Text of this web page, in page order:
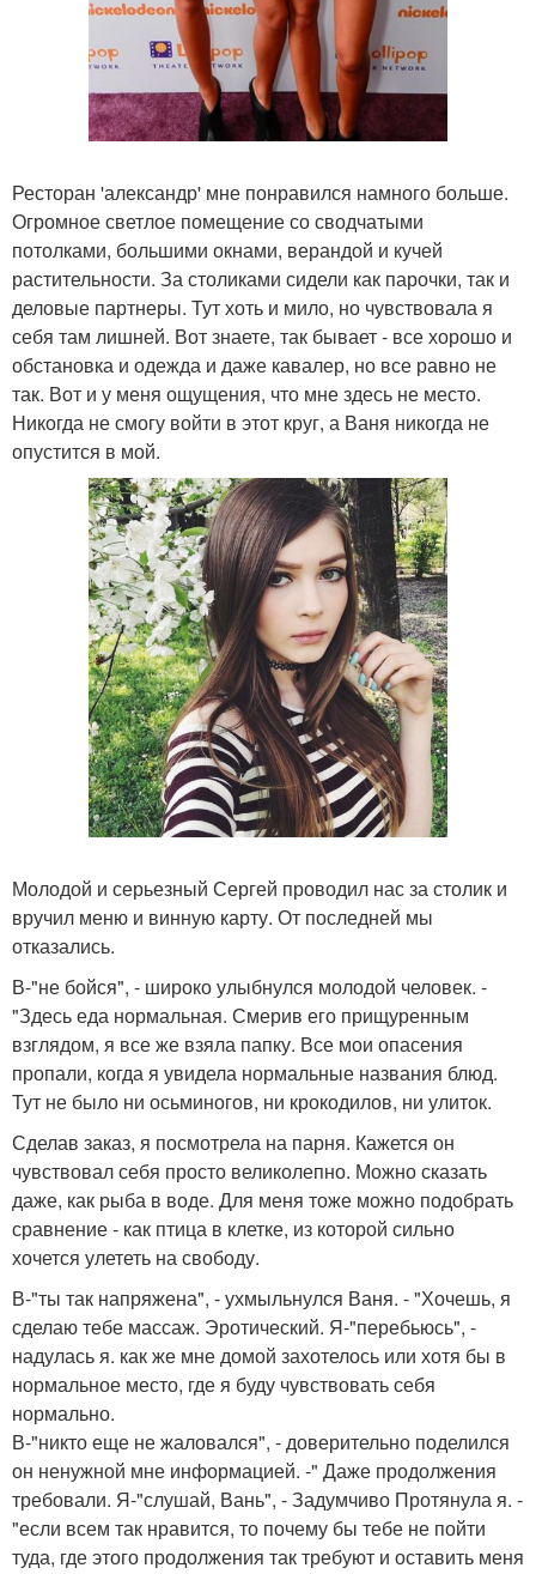
Ресторан 'александр' мне понравился намного больше.
Огромное светлое помещение со сводчатыми
потолками, большими окнами, верандой и кучей
растительности. За столиками сидели как парочки, так и
деловые партнеры. Тут хоть и мило, но чувствовала я
себя там лишней. Вот знаете, так бывает - все хорошо и
обстановка и одежда и даже кавалер, но все равно не
так. Вот и у меня ощущения, что мне здесь не место.
Никогда не смогу войти в этот круг, а Ваня никогда не
опустится в мой.
Молодой и серьезный Сергей проводил нас за столик и
вручил меню и винную карту. От последней мы
отказались.
В-"не бойся", - широко улыбнулся молодой человек. -
"Здесь еда нормальная. Смерив его прищуренным
взглядом, я все же взяла папку. Все мои опасения
пропали, когда я увидела нормальные названия блюд.
Тут не было ни осьминогов, ни крокодилов, ни улиток.
Сделав заказ, я посмотрела на парня. Кажется он
чувствовал себя просто великолепно. Можно сказать
даже, как рыба в воде. Для меня тоже можно подобрать
сравнение - как птица в клетке, из которой сильно
хочется улететь на свободу.
В-"ты так напряжена", - ухмыльнулся Ваня. - "Хочешь, я
сделаю тебе массаж. Эротический. Я-"перебьюсь", -
надулась я. как же мне домой захотелось или хотя бы в
нормальное место, где я буду чувствовать себя
нормально.
В-"никто еще не жаловался", - доверительно поделился
он ненужной мне информацией. -" Даже продолжения
требовали. Я-"слушай, Вань", - Задумчиво Протянула я. -
"если всем так нравится, то почему бы тебе не пойти
туда, где этого продолжения так требуют и оставить меня